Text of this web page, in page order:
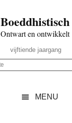
Ontwart en ontwikkelt
vijftiende jaargang
MENU